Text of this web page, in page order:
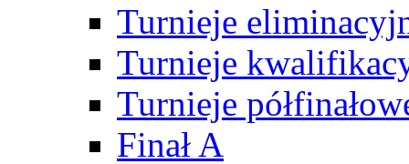
Turnieje
Turnieje
Turnieje
Finał A